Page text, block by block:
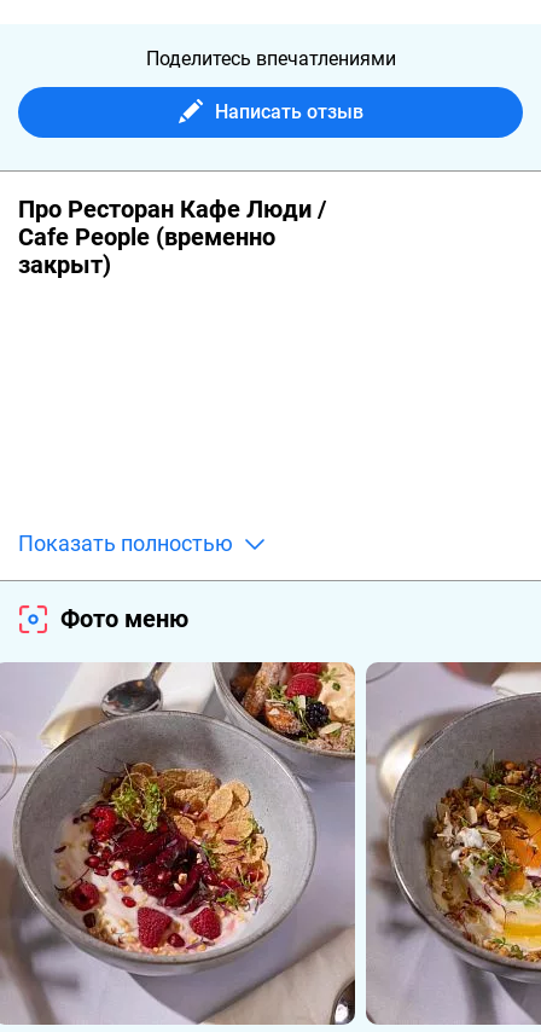
Поделитесь впечатлениями
Написать отзыв
Про Ресторан Кафе Люди /
Cafe People (временно
закрыт)
Показать полностью
Фото меню